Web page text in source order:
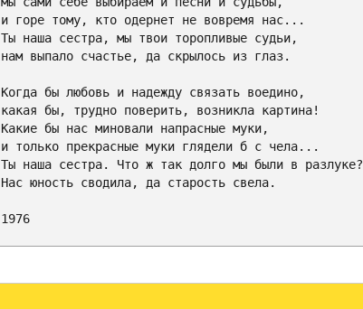
и горе тому, кто одернет не вовремя нас...
Ты наша сестра, мы твои торопливые судьи,
нам выпало счастье, да скрылось из глаз.
Когда бы любовь и надежду связать воедино,
какая бы, трудно поверить, возникла картина!
Какие бы нас миновали напрасные муки,
и только прекрасные муки глядели б с чела...
Ты наша сестра. Что ж так долго мы были в разлуке?
Нас юность сводила, да старость свела.
1976